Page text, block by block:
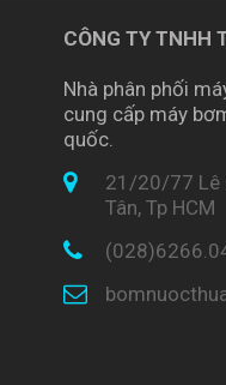
CÔNG TY TNHH
Nhà phân phối
cung cấp máy
quốc.
21/20/77 Lê
Tân, Tp HCM